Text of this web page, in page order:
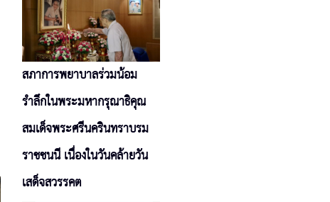
สภาการพยาบาลร่วมน้อม
รำลึกในพระมหากรุณาธิคุณ
สมเด็จพระศรีนครินทราบรม
ราชชนนี เนื่องในวันคล้ายวัน
เสด็จสวรรคต